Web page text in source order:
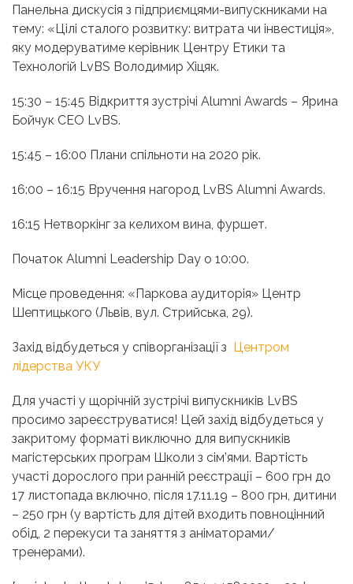
Панельна дискусія з підприємцями-випускниками на
тему: «Цілі сталого розвитку: витрата чи інвестиція»,
яку модеруватиме керівник Центру Етики та
Технологій LvBS Володимир Хіцяк.
15:30 – 15:45 Відкриття зустрічі Alumni Awards – Ярина
Бойчук CEO LvBS.
15:45 – 16:00 Плани спільноти на 2020 рік.
16:00 – 16:15 Вручення нагород LvBS Alumni Awards.
16:15 Нетворкінг за келихом вина, фуршет.
Початок Alumni Leadership Day о 10:00.
Місце проведення: «Паркова аудиторія» Центр
Шептицького (Львів, вул. Стрийська, 29).
Захід відбудеться у співорганізації з Центром
лідерства УКУ
Для участі у щорічній зустрічі випускників LvBS
просимо зареєструватися! Цей захід відбудеться у
закритому форматі виключно для випускників
магістерських програм Школи з сім’ями. Вартість
участі дорослого при ранній реєстрації – 600 грн до
17 листопада включно, після 17.11.19 – 800 грн, дитини
– 250 грн (у вартість для дітей входить повноцінний
обід, 2 перекуси та заняття з аніматорами/
тренерами).